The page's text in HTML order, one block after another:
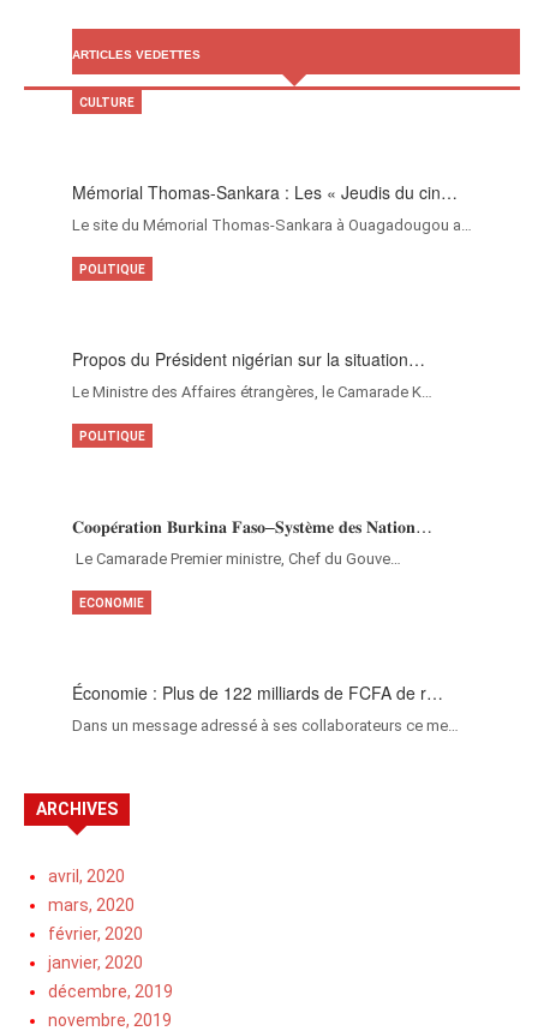
ARTICLES VEDETTES
Mémorial Thomas-Sankara : Les « Jeudis du cin…
Le site du Mémorial Thomas-Sankara à Ouagadougou a…
CULTURE
Propos du Président nigérian sur la situation…
Le Ministre des Affaires étrangères, le Camarade K…
POLITIQUE
𝐂𝐨𝐨𝐩𝐞́𝐫𝐚𝐭𝐢𝐨𝐧 𝐁𝐮𝐫𝐤𝐢𝐧𝐚 𝐅𝐚𝐬𝐨–𝐒𝐲𝐬𝐭𝐞̀𝐦𝐞 𝐝𝐞𝐬 𝐍𝐚𝐭𝐢𝐨𝐧…
‎Le Camarade Premier ministre, Chef du Gouve…
POLITIQUE
Économie : Plus de 122 milliards de FCFA de r…
Dans un message adressé à ses collaborateurs ce me…
ECONOMIE
ARCHIVES
avril, 2020
mars, 2020
février, 2020
janvier, 2020
décembre, 2019
novembre, 2019